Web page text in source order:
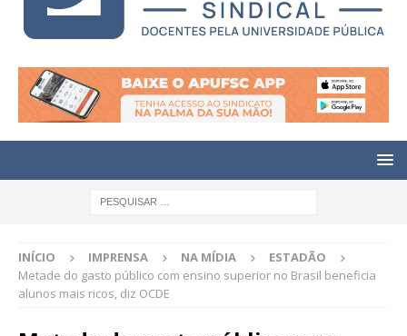
INÍCIO IMPRENSA NA MÍDIA
ESTADÃO
Metade do gasto público com ensino superior no Brasil beneficia
alunos mais ricos, diz OCDE